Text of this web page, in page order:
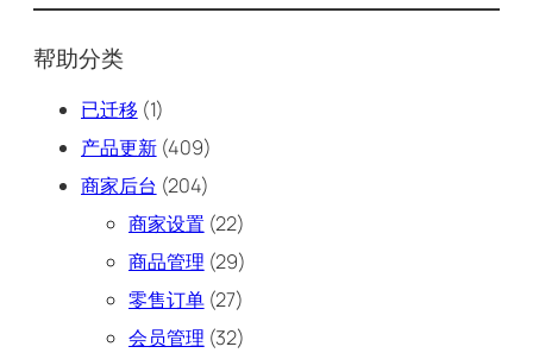
帮助分类
已迁移 (1)
产品更新(409)
商家后台 (204)
商家设置(22)
商品管理(29)
零售订单(27)
会员管理(32)